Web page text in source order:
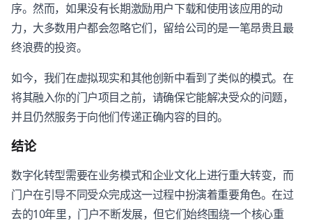
序。然而，如果没有长期激励用户下载和使用该应用的动
力，大多数用户都会忽略它们，留给公司的是一笔昂贵且最
终浪费的投资。
如今，我们在虚拟现实和其他创新中看到了类似的模式。在
将其融入你的门户项目之前，请确保它能解决受众的问题，
并且仍然服务于向他们传递正确内容的目的。
结论
数字化转型需要在业务模式和企业文化上进行重大转变，而
门户在引导不同受众完成这一过程中扮演着重要角色。在过
去的10年里，门户不断发展，但它们始终围绕一个核心重